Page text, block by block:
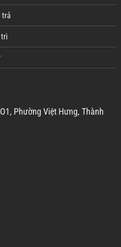
trả
trì
Phường Việt Hưng, Thành